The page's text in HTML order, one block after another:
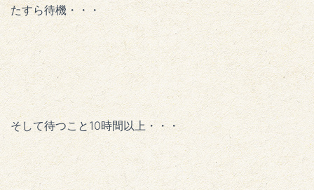
たすら待機・・・
そして待つこと10時間以上・・・